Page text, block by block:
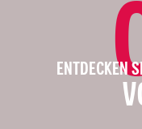
ENTDECKEN